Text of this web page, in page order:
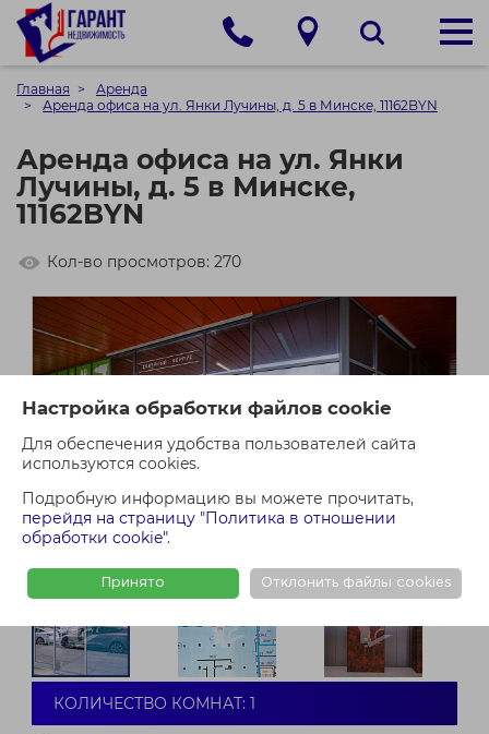
Настройка обработки файлов cookie
Для обеспечения удобства пользователей сайта
используются cookies.
Подробную информацию вы можете прочитать,
перейдя на страницу "Политика в отношении
обработки cookie".
Принято Отклонить файлы cookies
Главная
Аренда
Аренда офиса на ул. Янки Лучины, д. 5 в Минске, 11162BYN
Аренда офиса на ул. Янки
Лучины, д. 5 в Минске,
11162BYN
Кол-во просмотров: 270
КОЛИЧЕСТВО КОМНАТ: 1